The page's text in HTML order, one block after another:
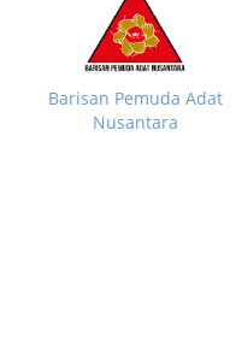
Barisan Pemuda Adat
Nusantara